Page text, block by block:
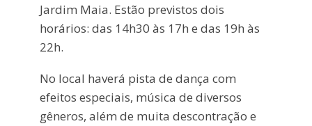
Jardim Maia. Estão previstos dois
horários: das 14h30 às 17h e das 19h às
22h.
No local haverá pista de dança com
efeitos especiais, música de diversos
gêneros, além de muita descontração e